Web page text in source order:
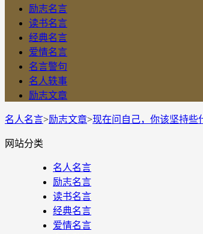
励志名言
读书名言
经典名言
爱情名言
名言警句
名人轶事
励志文章
名人名言>励志文章>现在问自己，你该坚持些
网站分类
名人名言
励志名言
读书名言
经典名言
爱情名言